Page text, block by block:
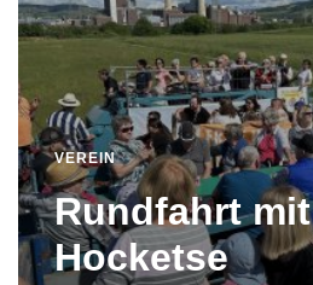
VEREIN
Rundfahrt mit
Hocketse